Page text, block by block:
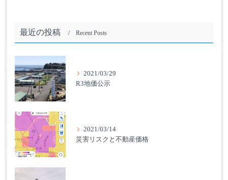
最近の投稿 Recent Posts
2021/03/29
R3地価公示
2021/03/14
災害リスクと不動産価格